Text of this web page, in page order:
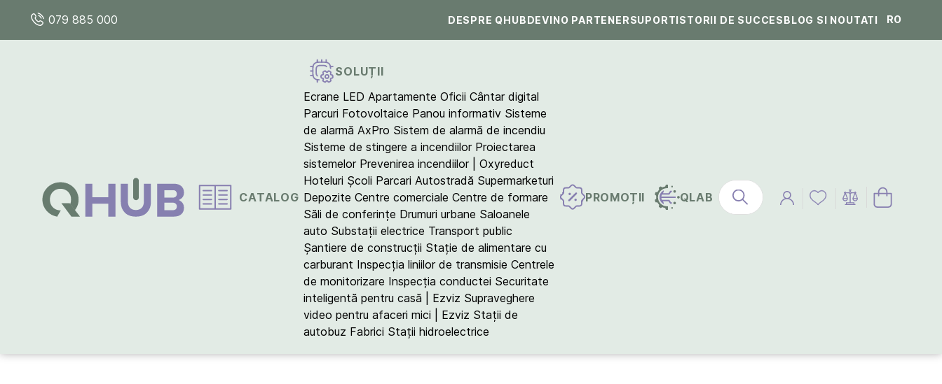
079 885 000 DESPRE QHUBDEVINO PARTENERSUPORTISTORII DE SUCCESBLOG SI NOUTATI RO
CATALOG
SOLUȚII
Ecrane LED Apartamente Oficii Cântar digital
Parcuri Fotovoltaice Panou informativ Sisteme
de alarmă AxPro Sistem de alarmă de incendiu
Sisteme de stingere a incendiilor Proiectarea
sistemelor Prevenirea incendiilor | Oxyreduct
Hoteluri Școli Parcari Autostradă Supermarketuri
Depozite Centre comerciale Centre de formare
Săli de conferințe Drumuri urbane Saloanele
auto Substații electrice Transport public
Șantiere de construcții Stație de alimentare cu
carburant Inspecția liniilor de transmisie Centrele
de monitorizare Inspecția conductei Securitate
inteligentă pentru casă | Ezviz Supraveghere
video pentru afaceri mici | Ezviz Stații de
autobuz Fabrici Stații hidroelectrice
PROMOȚII QLAB